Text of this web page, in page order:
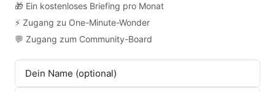
🎁 Ein kostenloses Briefing pro Monat
⚡ Zugang zu One-Minute-Wonder
💬 Zugang zum Community-Board